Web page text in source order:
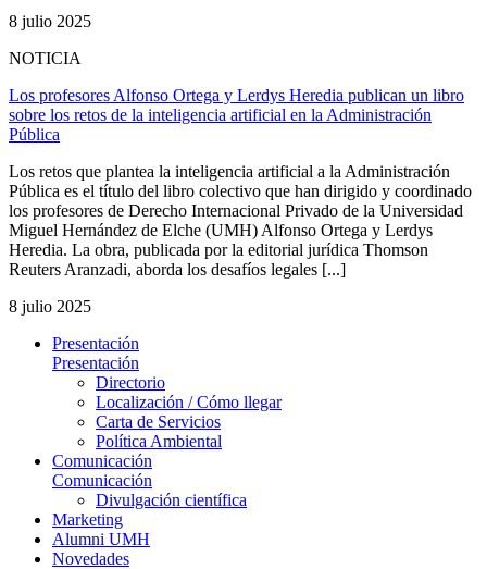
8 julio 2025
NOTICIA
Los profesores Alfonso Ortega y Lerdys Heredia publican un libro
sobre los retos de la inteligencia artificial en la Administración
Pública
Los retos que plantea la inteligencia artificial a la Administración
Pública es el título del libro colectivo que han dirigido y coordinado
los profesores de Derecho Internacional Privado de la Universidad
Miguel Hernández de Elche (UMH) Alfonso Ortega y Lerdys
Heredia. La obra, publicada por la editorial jurídica Thomson
Reuters Aranzadi, aborda los desafíos legales [...]
8 julio 2025
Presentación
Presentación
Directorio
Localización / Cómo llegar
Carta de Servicios
Política Ambiental
Comunicación
Comunicación
Divulgación científica
Marketing
Alumni UMH
Novedades